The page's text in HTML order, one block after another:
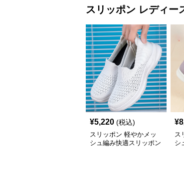
スリッポン レディー
¥5,220 (税込)
スリッポン 軽やかメッ
シュ編み快適スリッポン
¥
ス
シ